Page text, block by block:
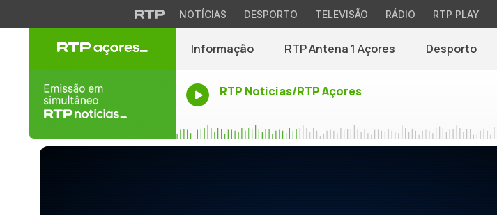
NOTÍCIAS DESPORTO TELEVISÃO RÁDIO RTP PLAY
Informação RTP Antena 1 Açores Desporto
RTP Noticias/RTP Açores